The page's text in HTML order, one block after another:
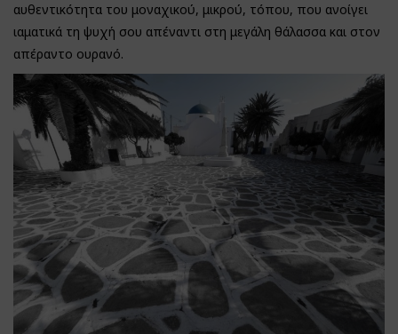
αυθεντικότητα του μοναχικού, μικρού, τόπου, που ανοίγει
ιαματικά τη ψυχή σου απέναντι στη μεγάλη θάλασσα και στον
απέραντο ουρανό.